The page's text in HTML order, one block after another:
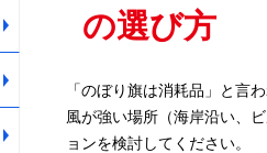
の選び方
「のぼり旗は消耗品」と言
風が強い場所（海岸沿い、
ョンを検討してください。